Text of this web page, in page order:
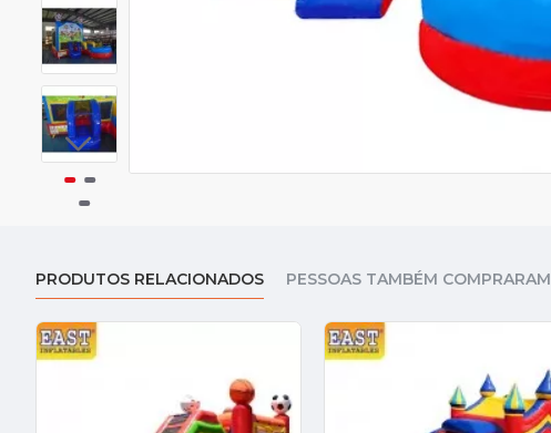
PRODUTOS RELACIONADOS PESSOAS TAMBÉM COMPRARAM